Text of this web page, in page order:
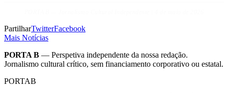
PartilharTwitterFacebook
Mais Notícias
PORTA B — Perspetiva independente da nossa redação.
Jornalismo cultural crítico, sem financiamento corporativo ou estatal.
PORTAB